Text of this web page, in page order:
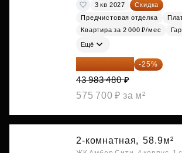
3 кв 2027
Скидка
Предчистовая отделка
Квартира за 2 000 ₽/мес
Ещё
32 987 610 ₽ -25%
43 983 480 ₽
575 700 ₽ за м²
2-комнатная, 58.9м²